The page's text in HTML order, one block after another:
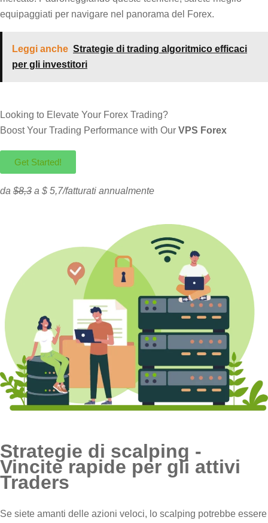
equipaggiati per navigare nel panorama del Forex.
Leggi anche Strategie di trading algoritmico efficaci
per gli investitori
Looking to Elevate Your Forex Trading?
Boost Your Trading Performance with Our VPS Forex
Get Started!
da $8,3 a $ 5,7/fatturati annualmente
Strategie di scalping -
Vincite rapide per gli attivi
Traders
Se siete amanti delle azioni veloci, lo scalping potrebbe essere